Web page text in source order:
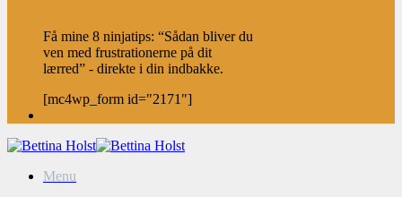
Få mine 8 ninjatips: “Sådan bliver du
ven med frustrationerne på dit
lærred” - direkte i din indbakke.
[mc4wp_form id="2171"]
Menu